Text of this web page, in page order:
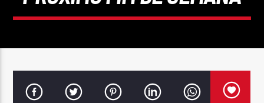
ALDEIA EM FESTA